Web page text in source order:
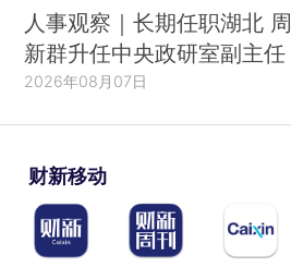
人事观察｜长期任职湖北 周
新群升任中央政研室副主任
2026年08月07日
财新移动